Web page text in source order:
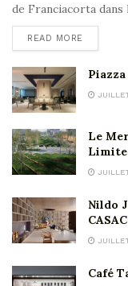
de Franciacorta dans
READ MORE
Le
Nildo
Café